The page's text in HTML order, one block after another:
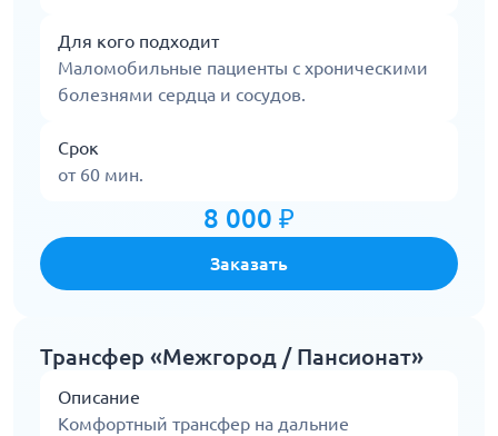
Для кого подходит
Маломобильные пациенты с хроническими
болезнями сердца и сосудов.
Срок
от 60 мин.
8 000 ₽
Заказать
Трансфер «Межгород / Пансионат»
Описание
Комфортный трансфер на дальние